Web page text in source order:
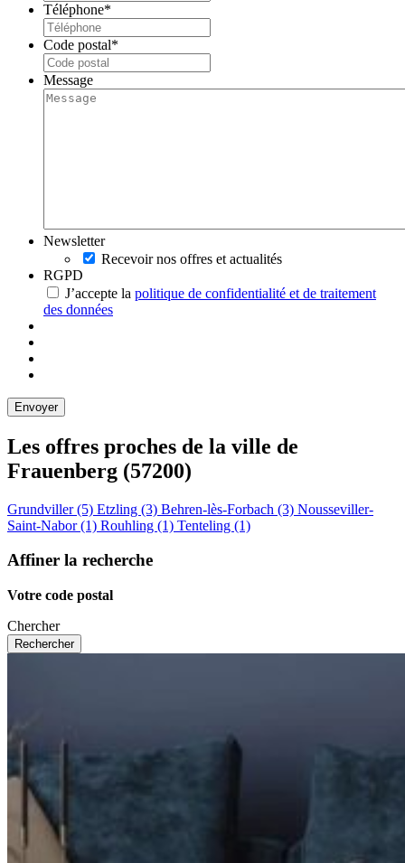
Téléphone*
Code postal*
Message
Newsletter
Recevoir nos offres et actualités
RGPD
J’accepte la politique de confidentialité et de traitement
des données
Les offres proches de la ville de
Frauenberg (57200)
Grundviller (5) Etzling (3) Behren-lès-Forbach (3) Nousseviller-
Saint-Nabor (1) Rouhling (1) Tenteling (1)
Affiner la recherche
Votre code postal
Chercher